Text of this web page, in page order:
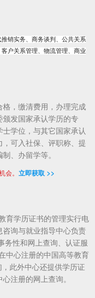
销实务、商务谈判、公共关系
户关系管理、物流管理、商业
，缴清费用，办理完成
发国家承认学历的专
士学位，与其它国家承认
可入社保、评职称、提
、办留学等。
。 立即获取 >>
育学历证书的管理实行电
询与就业指导中心负责
务性和网上查询、认证服
中心注册的中国高等教育
此外中心还提供学历证
注册的网上查询。